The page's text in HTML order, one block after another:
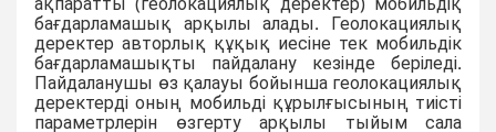
бағдарламашық арқылы алады. Геолокациялық
деректер авторлық құқық иесіне тек мобильдік
бағдарламашықты пайдалану кезінде беріледі.
Пайдаланушы өз қалауы бойынша геолокациялық
деректерді оның мобильді құрылғысының тиісті